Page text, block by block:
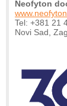
Neofyton
Tel: +381 21
Novi Sad,